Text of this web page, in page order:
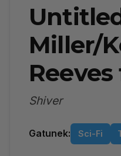
Miller/
Shiver
Gatunek: Sci-Fi